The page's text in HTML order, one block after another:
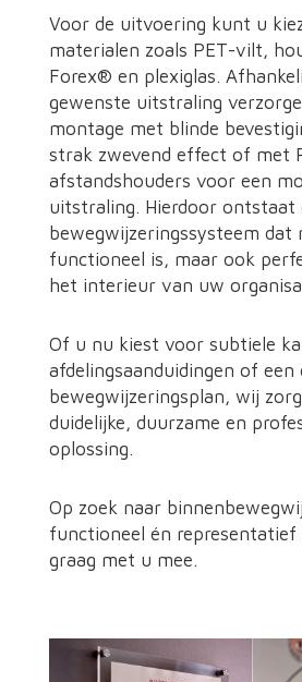
Voor de uitvoering kunt u
materialen zoals PET-vilt,
Forex® en plexiglas.
gewenste uitstraling
montage met blinde
strak zwevend effect of met
afstandshouders voor een
uitstraling. Hierdoor ontstaat
bewegwijzeringssysteem dat
functioneel is, maar ook
het interieur van uw
Of u nu kiest voor subtiele
afdelingsaanduidingen of een
bewegwijzeringsplan, wij
duidelijke, duurzame en
oplossing.
Op zoek naar
functioneel én representatief
graag met u mee.